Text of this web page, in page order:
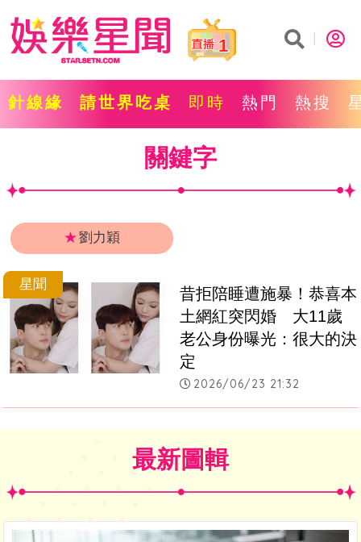
1
針線緣 請世界吃桌 即時 熱門 熱搜
關鍵字
★劉力穎
星聞
昔拒陪睡遭施暴！恭喜本
土網紅突閃婚　大11歲
老公身份曝光：很大的決
定
2026/06/23 21:32
最新圖輯